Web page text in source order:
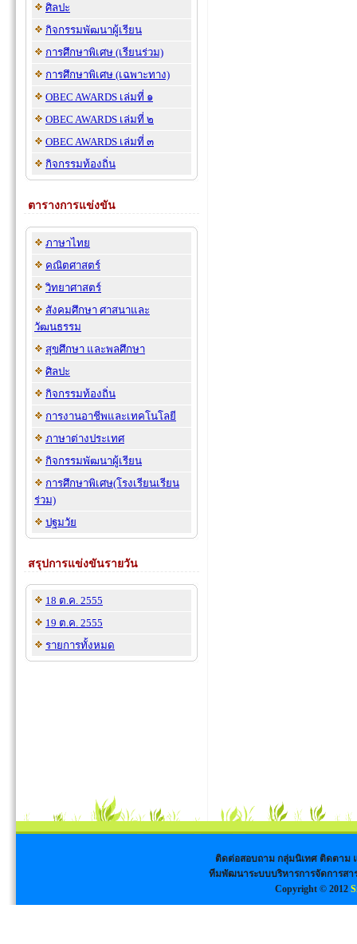
ศิลปะ
กิจกรรมพัฒนาผู้เรียน
การศึกษาพิเศษ (เรียนร่วม)
การศึกษาพิเศษ (เฉพาะทาง)
OBEC AWARDS เล่มที่ ๑
OBEC AWARDS เล่มที่ ๒
OBEC AWARDS เล่มที่ ๓
กิจกรรมท้องถิ่น
ตารางการแข่งขัน
ภาษาไทย
คณิตศาสตร์
วิทยาศาสตร์
สังคมศึกษา ศาสนาและ
วัฒนธรรม
สุขศึกษา และพลศึกษา
ศิลปะ
กิจกรรมท้องถิ่น
การงานอาชีพและเทคโนโลยี
ภาษาต่างประเทศ
กิจกรรมพัฒนาผู้เรียน
การศึกษาพิเศษ(โรงเรียนเรียน
ร่วม)
ปฐมวัย
สรุปการแข่งขันรายวัน
18 ต.ค. 2555
19 ต.ค. 2555
รายการทั้งหมด
ติดต่อสอบถาม กลุ่มนิเทศ ติดตาม แ
ทีมพัฒนาระบบบริหารการจัดการส
Copyright © 2012